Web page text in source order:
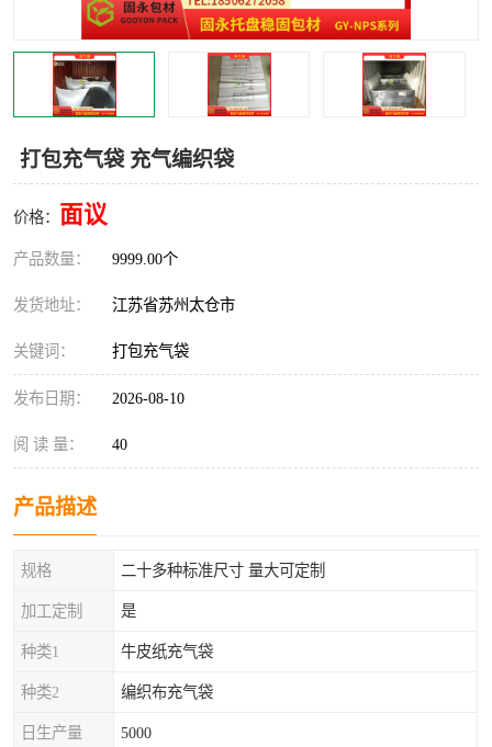
打包充气袋 充气编织袋
价格： 面议
产品数量： 9999.00个
发货地址： 江苏省苏州太仓市
关键词： 打包充气袋
发布日期： 2026-08-10
阅 读 量： 40
产品描述
规格 二十多种标准尺寸 量大可定制
加工定制 是
种类1 牛皮纸充气袋
种类2 编织布充气袋
日生产量 5000